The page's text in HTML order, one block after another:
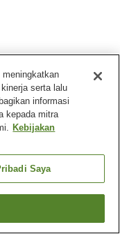
berbayar
serta lalu
informasi
kepada mitra
Kebijakan
Saya